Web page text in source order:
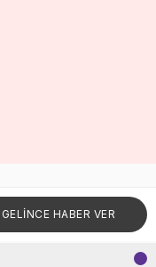
GELİNCE HABER VER